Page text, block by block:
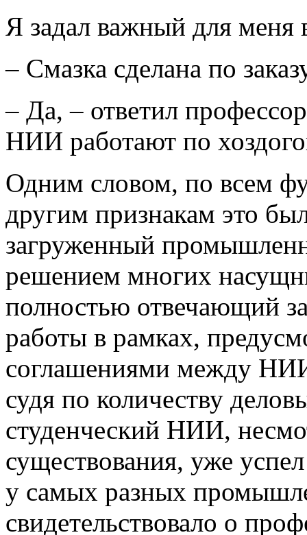
Я задал важный для меня
– Смазка сделана по
– Да, – ответил
НИИ работают по
Одним словом, по всем
другим признакам это
загруженный
решением многих
полностью отвечающий
работы в рамках,
соглашениями между
судя по количеству
студенческий НИИ,
существования, уже
у самых разных
свидетельствовало о